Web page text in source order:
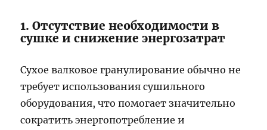
1. Отсутствие необходимости в
сушке и снижение энергозатрат
Сухое валковое гранулирование обычно не
требует использования сушильного
оборудования, что помогает значительно
сократить энергопотребление и